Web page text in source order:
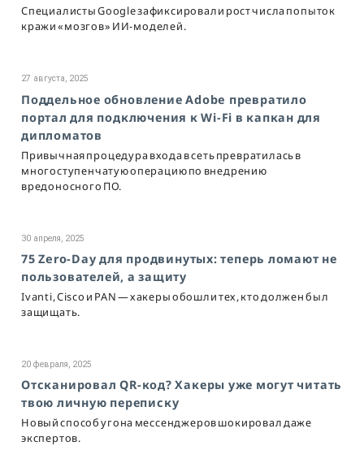
Специалисты Google зафиксировали рост числа попыток
кражи «мозгов» ИИ-моделей.
27 августа, 2025
Поддельное обновление Adobe превратило
портал для подключения к Wi-Fi в капкан для
дипломатов
Привычная процедура входа в сеть превратилась в
многоступенчатую операцию по внедрению
вредоносного ПО.
30 апреля, 2025
75 Zero-Day для продвинутых: теперь ломают не
пользователей, а защиту
Ivanti, Cisco и PAN — хакеры обошли тех, кто должен был
защищать.
20 февраля, 2025
Отсканировал QR-код? Хакеры уже могут читать
твою личную переписку
Новый способ угона мессенджеров шокировал даже
экспертов.